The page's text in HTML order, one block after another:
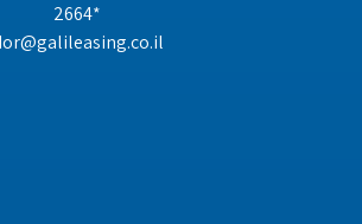
*2664